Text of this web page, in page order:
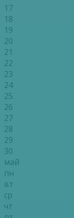
17
18
19
20
21
22
23
24
25
26
27
28
29
30
май
пн
вт
ср
чт